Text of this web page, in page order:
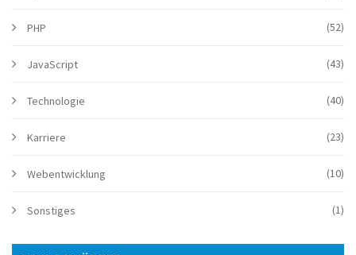
PHP (52)
JavaScript (43)
Technologie (40)
Karriere (23)
Webentwicklung (10)
Sonstiges (1)